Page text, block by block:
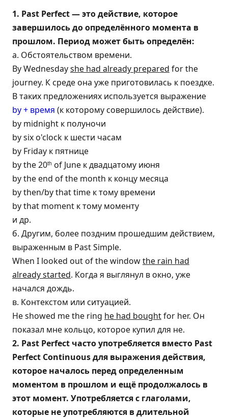
1. Past Perfect — это действие, которое
завершилось до определённого момента в
прошлом. Период может быть определён:
а. Обстоятельством времени.
By Wednesdayshe had already prepared for the
journey. К среде она уже приготовилась к поездке.
В таких предложениях используется выражение
by + время (к которому совершилось действие).
by midnight к полуночи
by six o'clock к шести часам
by Friday к пятнице
by the 20th of June к двадцатому июня
by the end of the month к концу месяца
by then/by that time к тому времени
by that moment к тому моменту
и др.
б. Другим, более поздним прошедшим действием,
выраженным в Past Simple.
When I looked out of the windowthe rain had
already started. Когда я выглянул в окно, уже
начался дождь.
в. Контекстом или ситуацией.
He showed me the ring he had boughtfor her. Он
показал мне кольцо, которое купил для не.
2. Past Perfect часто употребляется вместо Past
Perfect Continuous для выражения действия,
которое началось перед определенным
моментом в прошлом и ещё продолжалось в
этот момент. Употребляется с глаголами,
которые не употребляются в длительной